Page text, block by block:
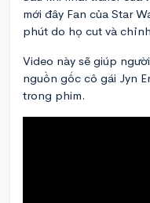
mới đây Fan của Star
phút do họ cut và
Video này sẽ giúp
nguồn gốc cô gái Jyn
trong phim.